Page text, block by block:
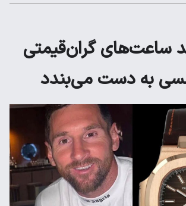
ساعت‌های گران‌قیمتی
به دست می‌بندد